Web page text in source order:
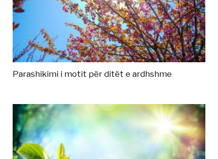
Parashikimi i motit për ditët e ardhshme